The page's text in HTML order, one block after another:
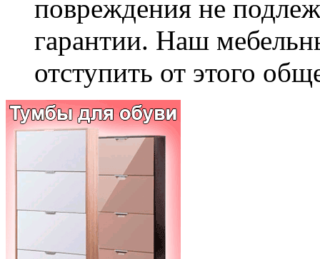
повреждения не
гарантии. Наш
отступить от этого